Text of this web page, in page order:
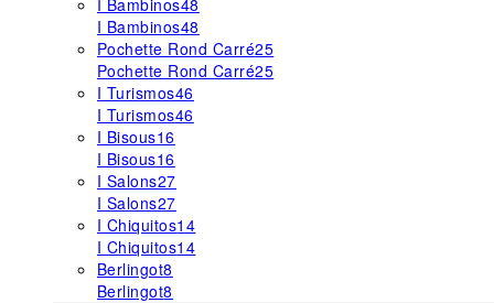
I Bambinos48
I Bambinos48
Pochette Rond Carré25
Pochette Rond Carré25
I Turismos46
I Turismos46
I Bisous16
I Bisous16
I Salons27
I Salons27
I Chiquitos14
I Chiquitos14
Berlingot8
Berlingot8